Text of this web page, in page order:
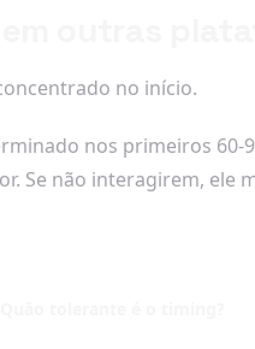
no início.
nos primeiros
Se não interagirem, ele